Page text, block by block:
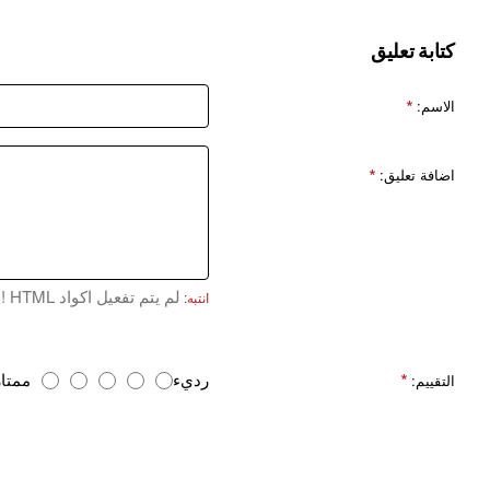
كتابة تعليق
الاسم:
اضافة تعليق:
انتبه: لم يتم تفعيل اكواد HTML !
االتقييم: رديء